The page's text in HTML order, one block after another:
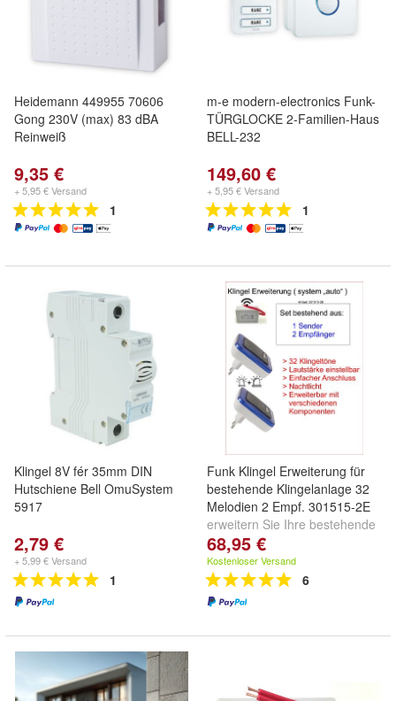
Heidemann 449955 70606
Gong 230V (max) 83 dBA
Reinweiß
9,35 €
+ 5,95 € Versand
1
m-e modern-electronics Funk-
TÜRGLOCKE 2-Familien-Haus
BELL-232
149,60 €
+ 5,95 € Versand
1
Klingel 8V fér 35mm DIN
Hutschiene Bell OmuSystem
5917
2,79 €
+ 5,99 € Versand
1
Funk Klingel Erweiterung für
bestehende Klingelanlage 32
Melodien 2 Empf. 301515-2E
erweitern Sie Ihre bestehende
Klingel per Funk Gong
68,95 €
Kostenloser Versand
6